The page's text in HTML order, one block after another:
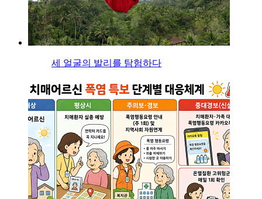
세 얼굴의 발리를 탐험하다